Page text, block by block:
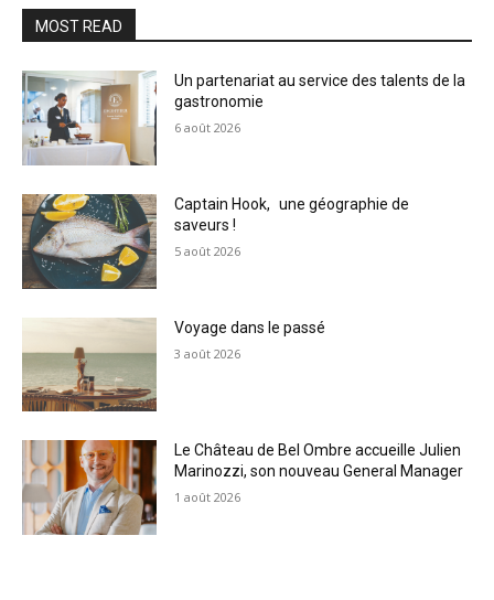
MOST READ
Un partenariat au service des talents de la
gastronomie
6 août 2026
Captain Hook, une géographie de
saveurs !
5 août 2026
Voyage dans le passé
3 août 2026
Le Château de Bel Ombre accueille Julien
Marinozzi, son nouveau General Manager
1 août 2026